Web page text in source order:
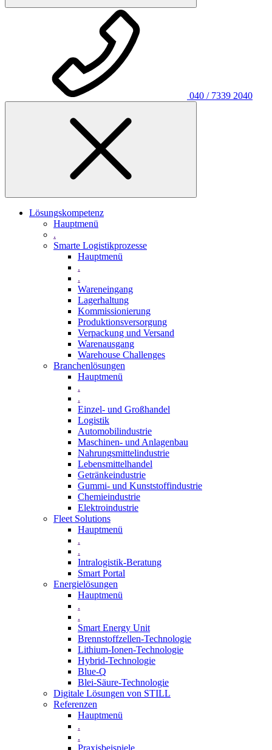
040 / 7339 2040
Lösungskompetenz
Hauptmenü
.
Smarte Logistikprozesse
Hauptmenü
.
.
Wareneingang
Lagerhaltung
Kommissionierung
Produktionsversorgung
Verpackung und Versand
Warenausgang
Warehouse Challenges
Branchenlösungen
Hauptmenü
.
.
Einzel- und Großhandel
Logistik
Automobilindustrie
Maschinen- und Anlagenbau
Nahrungsmittelindustrie
Lebensmittelhandel
Getränkeindustrie
Gummi­- und Kunststoffindustrie
Chemieindustrie
Elektroindustrie
Fleet Solutions
Hauptmenü
.
.
Intralogistik-Beratung
Smart Portal
Energielösungen
Hauptmenü
.
.
Smart Energy Unit
Brennstoffzellen-Technologie
Lithium-Ionen-Technologie
Hybrid-Technologie
Blue-Q
Blei-Säure-Technologie
Digitale Lösungen von STILL
Referenzen
Hauptmenü
.
.
Praxisbeispiele